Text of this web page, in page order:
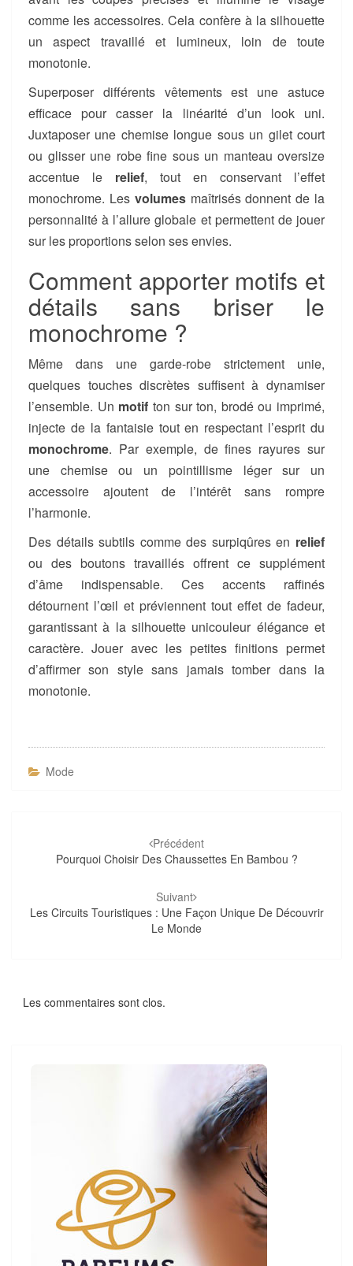
comme les accessoires. Cela confère à la silhouette
un aspect travaillé et lumineux, loin de toute
monotonie.
Superposer différents vêtements est une astuce
efficace pour casser la linéarité d’un look uni.
Juxtaposer une chemise longue sous un gilet court
ou glisser une robe fine sous un manteau oversize
accentue le relief, tout en conservant l’effet
monochrome. Les volumesmaîtrisés donnent de la
personnalité à l’allure globale et permettent de jouer
sur les proportions selon ses envies.
Comment apporter motifs et
détails sans briser le
monochrome ?
Même dans une garde-robe strictement unie,
quelques touches discrètes suffisent à dynamiser
l’ensemble. Un motif ton sur ton, brodé ou imprimé,
injecte de la fantaisie tout en respectant l’esprit du
monochrome. Par exemple, de fines rayures sur
une chemise ou un pointillisme léger sur un
accessoire ajoutent de l’intérêt sans rompre
l’harmonie.
Des détails subtils comme des surpiqûres en relief
ou des boutons travaillés offrent ce supplément
d’âme indispensable. Ces accents raffinés
détournent l’œil et préviennent tout effet de fadeur,
garantissant à la silhouette unicouleur élégance et
caractère. Jouer avec les petites finitions permet
d’affirmer son style sans jamais tomber dans la
monotonie.
Mode
d'article
Précédent
Pourquoi Choisir Des Chaussettes En Bambou ?
Suivant
Les Circuits Touristiques : Une Façon Unique De Découvrir
Le Monde
Les commentaires sont clos.